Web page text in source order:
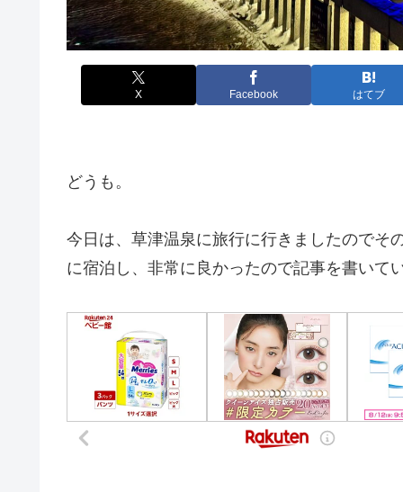
X Facebook はてブ
どうも。
今日は、草津温泉に旅行に行きましたのでそ
に宿泊し、非常に良かったので記事を書いて